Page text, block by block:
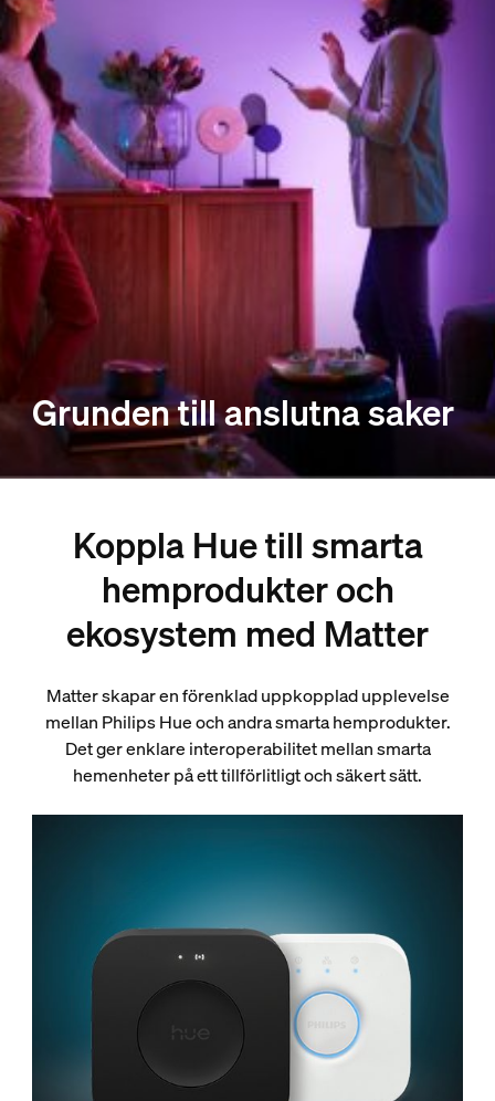
Grunden till anslutna saker
Koppla Hue till smarta
hemprodukter och
ekosystem med Matter
Matter skapar en förenklad uppkopplad upplevelse
mellan Philips Hue och andra smarta hemprodukter.
Det ger enklare interoperabilitet mellan smarta
hemenheter på ett tillförlitligt och säkert sätt.